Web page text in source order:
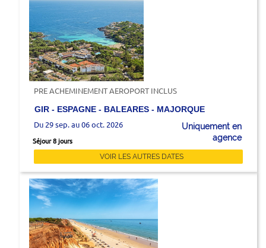
PRE ACHEMINEMENT AEROPORT INCLUS
GIR - ESPAGNE - BALEARES - MAJORQUE
Du 29 sep. au 06 oct. 2026
Séjour 8 jours
Uniquement en
agence
VOIR LES AUTRES DATES